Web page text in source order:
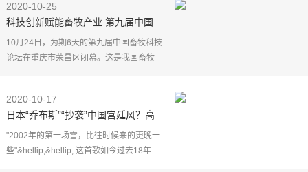
助力新旧动能转
2020-10-25
科技创新赋能畜牧产业 第九届中国
畜牧科技论坛在重庆举行
10月24日，为期6天的第九届中国畜牧科技
论坛在重庆市荣昌区闭幕。这是我国畜牧
有关部门，10位两
2020-10-17
日本“乔布斯”“抄袭”中国宫廷风？高
科技30分钟让空气变潮湿
"2002年的第一场雪，比往时候来的更晚一
些"&hellip;&hellip; 这首歌如今过去18年